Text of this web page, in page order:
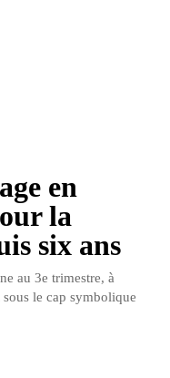
en
la
six ans
au 3e trimestre, à
le cap symbolique